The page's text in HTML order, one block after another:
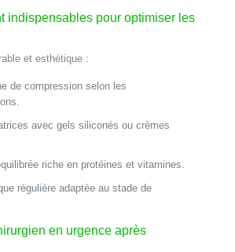
indispensables pour optimiser les
et esthétique :
de compression selon les
avec gels siliconés ou crèmes
riche en protéines et vitamines.
régulière adaptée au stade de
en urgence après